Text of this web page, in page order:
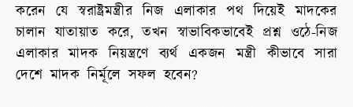
করেন যে স্বরাষ্ট্রমন্ত্রীর নিজ এলাকার পথ দিয়েই মাদকের
চালান যাতায়াত করে, তখন স্বাভাবিকভাবেই প্রশ্ন ওঠে-নিজ
এলাকার মাদক নিয়ন্ত্রণে ব্যর্থ একজন মন্ত্রী কীভাবে সারা
দেশে মাদক নির্মূলে সফল হবেন?